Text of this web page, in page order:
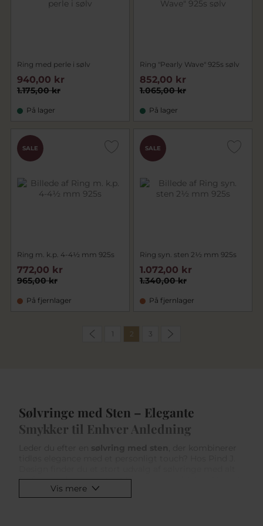
Ring med perle i sølv
1.175,00 kr
940,00 kr
På lager
Ring "Pearly Wave" 925s sølv
1.065,00 kr
852,00 kr
På lager
SALE
Ring m. k.p. 4-4½ mm 925s
965,00 kr
772,00 kr
På fjernlager
SALE
Ring syn. sten 2½ mm 925s
1.340,00 kr
1.072,00 kr
På fjernlager
1 2 3
Sølvringe med Sten – Elegante
Smykker til Enhver Anledning
fra funklende diamanter til farverige ædelsten. Uanset
om du forkæler dig selv eller søger en særlig gave, har
vi den perfekte ring til dig.
Vis mere